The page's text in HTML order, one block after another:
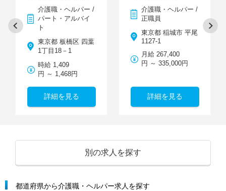
介護職・ヘルパー /
パート・アルバイ
ト
東京都 板橋区 四葉
1丁目18－1
時給 1,409
円 ～ 1,468円
詳細を見る
介護職・ヘルパー /
正職員
東京都 稲城市 平尾
1127-1
月給 267,400
円 ～ 335,000円
詳細を見る
別の求人を探す
都道府県から介護職・ヘルパー求人を探す